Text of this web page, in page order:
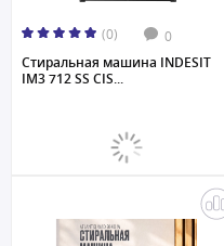
(0) 0
Стиральная машина INDESIT
IM3 712 SS CIS...